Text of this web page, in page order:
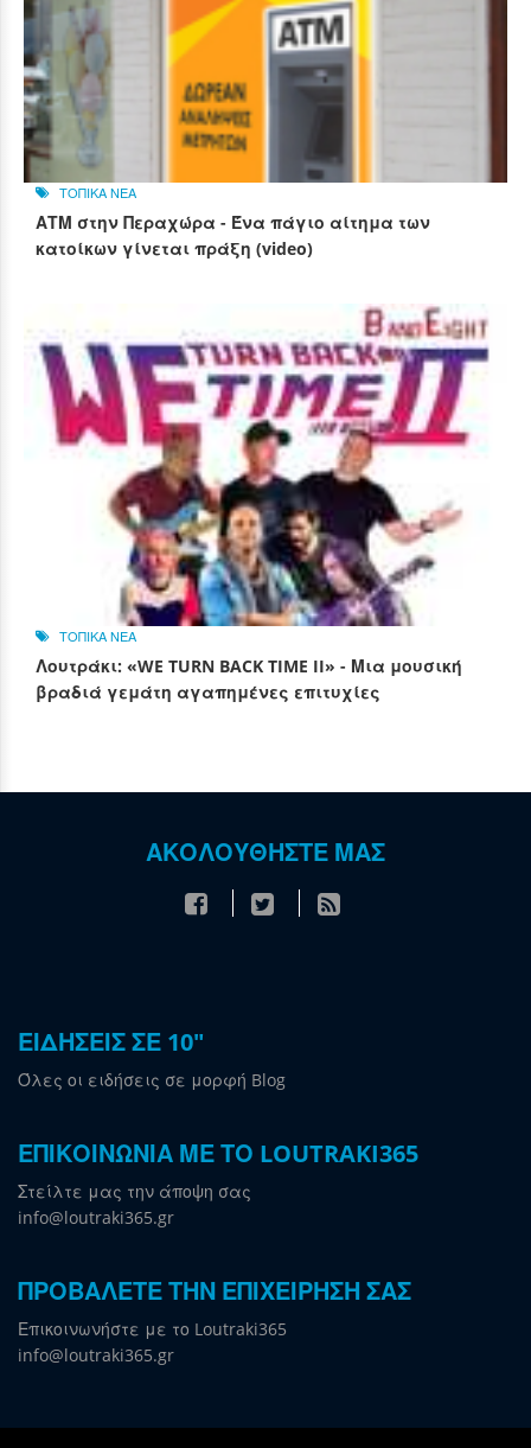
ΤΟΠΙΚΑ ΝΕΑ
ΑΤΜ στην Περαχώρα - Ένα πάγιο αίτημα των
κατοίκων γίνεται πράξη (video)
ΤΟΠΙΚΑ ΝΕΑ
Λουτράκι: «WE TURN BACK TIME II» - Μια μουσική
βραδιά γεμάτη αγαπημένες επιτυχίες
ΑΚΟΛΟΥΘΗΣΤΕ ΜΑΣ
ΕΙΔΗΣΕΙΣ ΣΕ 10"
Όλες οι ειδήσεις σε μορφή Blog
ΕΠΙΚΟΙΝΩΝΙΑ ΜΕ ΤΟ LOUTRAKI365
Στείλτε μας την άποψη σας
info@loutraki365.gr
ΠΡΟΒΑΛΕΤΕ ΤΗΝ ΕΠΙΧΕΙΡΗΣΗ ΣΑΣ
Επικοινωνήστε με το Loutraki365
info@loutraki365.gr